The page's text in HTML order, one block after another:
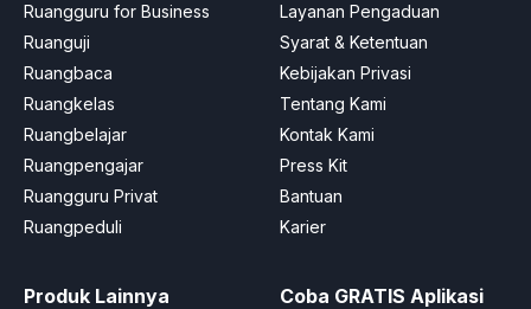
Ruangguru for Business
Ruanguji
Ruangbaca
Ruangkelas
Ruangbelajar
Ruangpengajar
Ruangguru Privat
Ruangpeduli
Layanan Pengaduan
Syarat & Ketentuan
Kebijakan Privasi
Tentang Kami
Kontak Kami
Press Kit
Bantuan
Karier
Produk Lainnya
Coba GRATIS Aplikasi